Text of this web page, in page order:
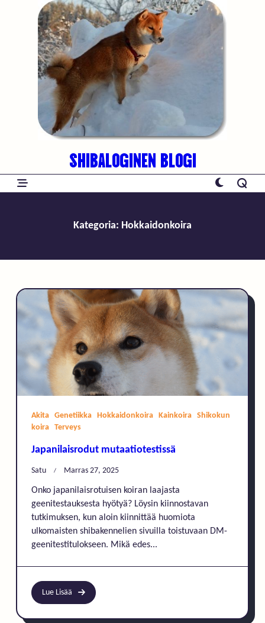
SHIBALOGINEN BLOGI
Kategoria: Hokkaidonkoira
Akita Genetiikka Hokkaidonkoira Kainkoira
Shikokun
koira
Terveys
Japanilaisrodut mutaatiotestissä
Satu Marras 27, 2025
Onko japanilaisrotuisen koiran laajasta
geenitestauksesta hyötyä? Löysin kiinnostavan
tutkimuksen, kun aloin kiinnittää huomiota
ulkomaisten shibakennelien sivuilla toistuvaan DM-
geenitestitulokseen. Mikä edes...
Lue Lisää